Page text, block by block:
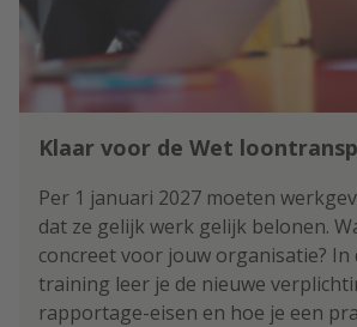
Klaar voor de Wet
Per 1 januari 2027 moeten
dat ze gelijk werk gelijk belonen.
concreet voor jouw organisatie? In
training leer je de nieuwe
rapportage-eisen en hoe je een